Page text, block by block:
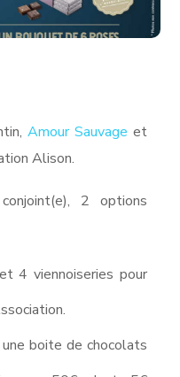
Amour Sauvage et
Alison.
2 options
4 viennoiseries pour
boite de chocolats